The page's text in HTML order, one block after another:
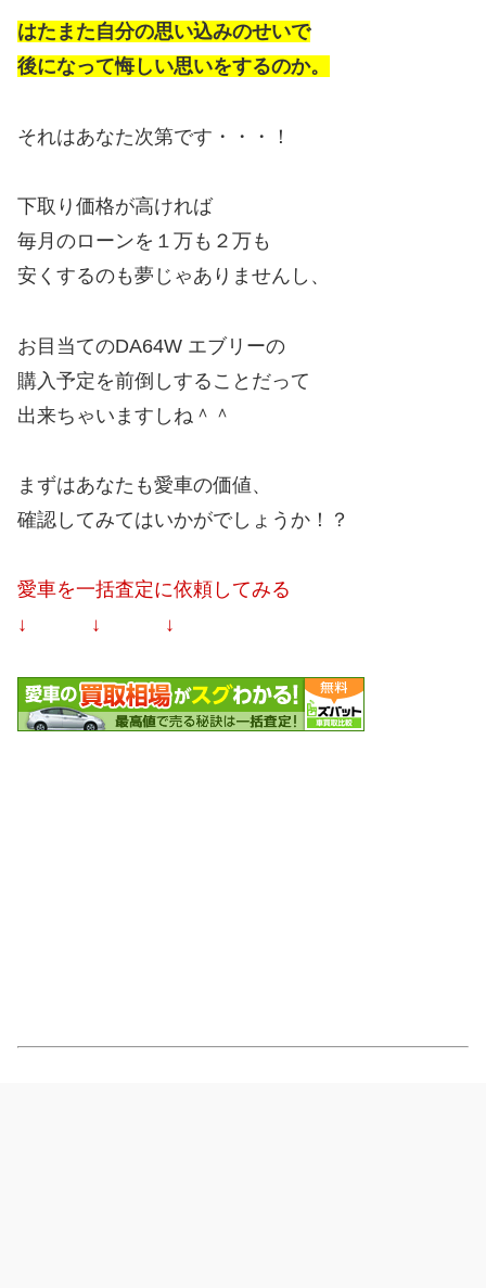
はたまた自分の思い込みのせいで
後になって悔しい思いをするのか。
それはあなた次第です・・・！
下取り価格が高ければ
毎月のローンを１万も２万も
安くするのも夢じゃありませんし、
お目当てのDA64W エブリーの
購入予定を前倒しすることだって
出来ちゃいますしね＾＾
まずはあなたも愛車の価値、
確認してみてはいかがでしょうか！？
愛車を一括査定に依頼してみる
↓ ↓ ↓